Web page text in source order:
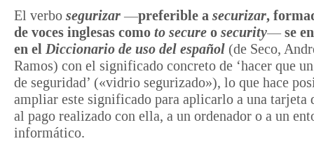
El verbo segurizar —preferible a securizar,
de voces inglesas como to secure o security— se
en el Diccionario de uso del español (de Seco,
Ramos) con el significado concreto de ‘hacer que
de seguridad’ («vidrio segurizado»), lo que hace
ampliar este significado para aplicarlo a una tarjeta
al pago realizado con ella, a un ordenador o a un
informático.